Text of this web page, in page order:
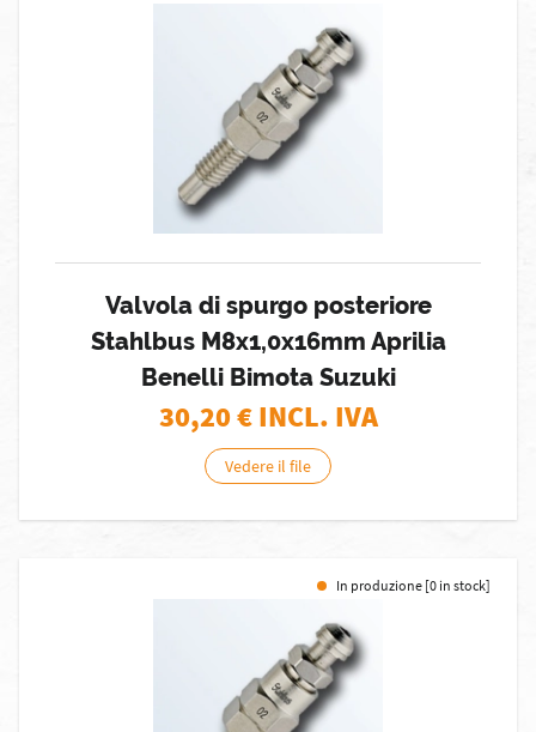
Valvola di spurgo posteriore
Stahlbus M8x1,0x16mm Aprilia
Benelli Bimota Suzuki
30,20€ INCL. IVA
Vedere il file
In produzione [0 in stock]